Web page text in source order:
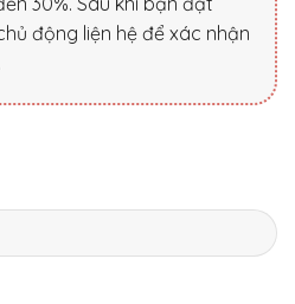
động liện hệ để xác nhận